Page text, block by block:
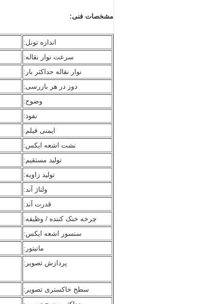
مشخصات فنی:
اندازه تونل:
سرعت نوار نقاله:
نوار نقاله حداکثر بار:
دوز در هر بازرسی:
وضوح:
نفوذ:
ایمنی فیلم:
نشت اشعه ایکس:
تولید مستقیم:
تولید زاویه:
ولتاژ آند:
قدرت آند:
چرخه خنک کننده / وظیفه:
سنسور اشعه ایکس:
مانیتور:
پردازش تصویر:
سطح خاکستری تصویر: